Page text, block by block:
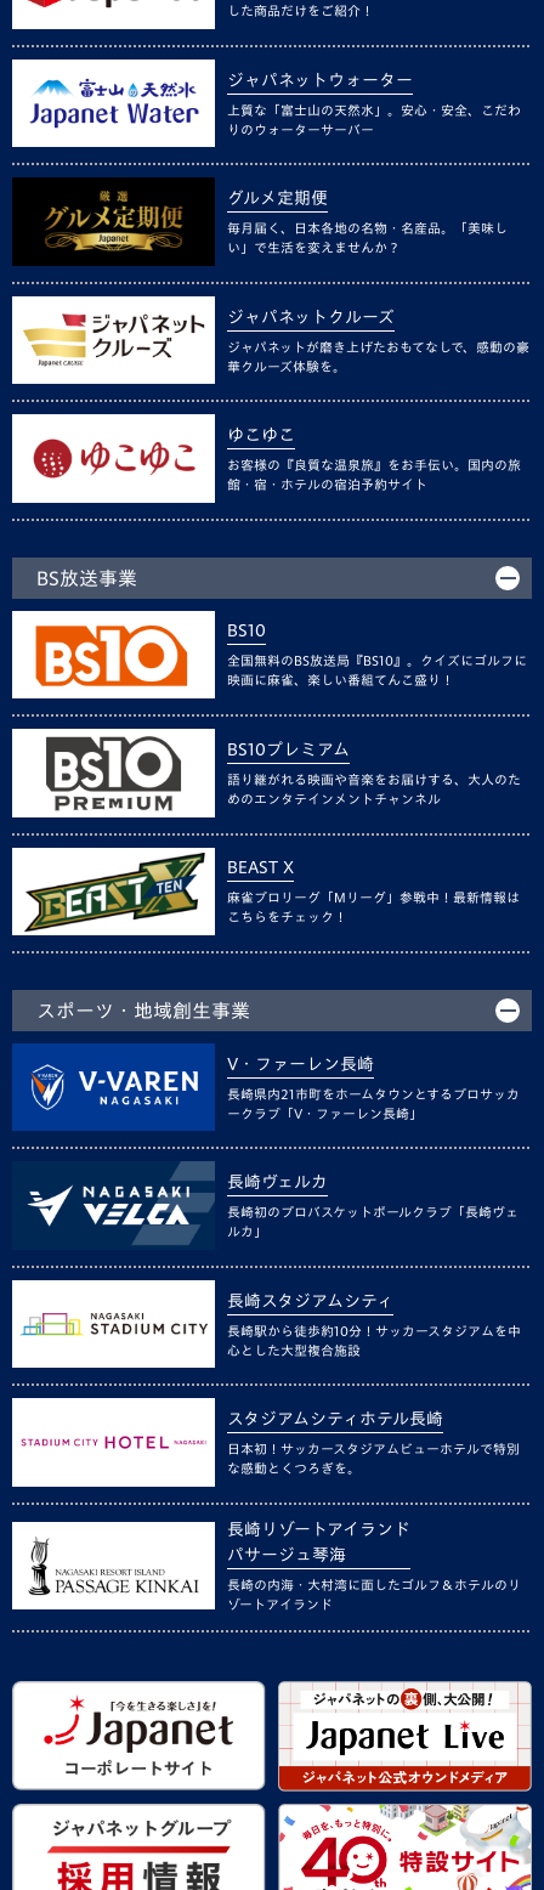
した商品だけをご紹介！
ジャパネットウォーター
上質な「富士山の天然水」。安心・安全、こだわ
りのウォーターサーバー
グルメ定期便
毎月届く、日本各地の名物・名産品。「美味し
い」で生活を変えませんか？
ジャパネットクルーズ
ジャパネットが磨き上げたおもてなしで、感動の豪
華クルーズ体験を。
ゆこゆこ
お客様の『良質な温泉旅』をお手伝い。国内の旅
館・宿・ホテルの宿泊予約サイト
BS放送事業
BS10
全国無料のBS放送局『BS10』。クイズにゴルフに
映画に麻雀、楽しい番組てんこ盛り！
BS10プレミアム
語り継がれる映画や音楽をお届けする、大人のた
めのエンタテインメントチャンネル
BEAST X
麻雀プロリーグ「Mリーグ」参戦中！最新情報は
こちらをチェック！
スポーツ・地域創生事業
V・ファーレン長崎
長崎県内21市町をホームタウンとするプロサッカ
ークラブ「V・ファーレン長崎」
長崎ヴェルカ
長崎初のプロバスケットボールクラブ「長崎ヴェ
ルカ」
長崎スタジアムシティ
長崎駅から徒歩約10分！サッカースタジアムを中
心とした大型複合施設
スタジアムシティホテル長崎
日本初！サッカースタジアムビューホテルで特別
な感動とくつろぎを。
長崎リゾートアイランド
パサージュ琴海
長崎の内海・大村湾に面したゴルフ＆ホテルのリ
ゾートアイランド